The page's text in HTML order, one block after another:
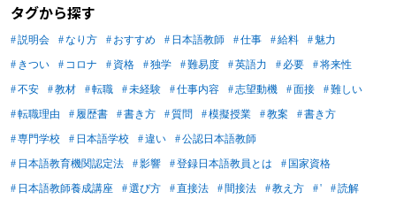
志望動機の答え方3】簡潔に話す 【日
本語教師を目指す未経験者必見｜面接
で評価される志望動機の答え方4】志
望動機を明確に伝える 【日本語教師
れる志望動機の答え方5】入社後に実
現したいことを伝える 【日本語教師
を目指す未経験者必見｜面接で評価さ
タグから探す
説明会 なり方 おすすめ 日本語教師 仕事 給料
魅力
きつい
コロナ 資格 独学 難易度 英語力 必要
将来性
不安
教材 転職 未経験 仕事内容 志望動機 面接
難しい
転職理由
履歴書 書き方 質問 模擬授業 教案
書き方
専門学校
日本語学校 違い
公認日本語教師
日本語教育機関認定法
影響 登録日本語教員とは
国家資格
日本語教師養成講座
選び方 直接法 間接法 教え方 '
読解